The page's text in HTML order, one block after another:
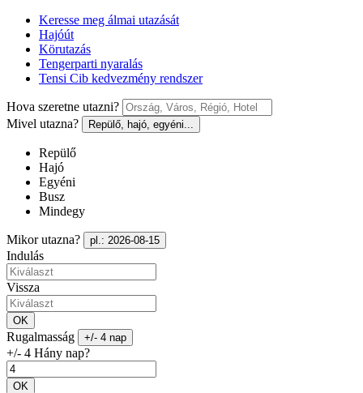
Keresse meg álmai utazását
Hajóút
Körutazás
Tengerparti nyaralás
Tensi Cib kedvezmény rendszer
Hova szeretne utazni?
Mivel utazna?
Repülő, hajó, egyéni...
Repülő
Hajó
Egyéni
Busz
Mindegy
Mikor utazna? pl.: 2026-08-15
Indulás
Vissza
OK
Rugalmasság +/- 4 nap
+/- 4 Hány nap?
OK